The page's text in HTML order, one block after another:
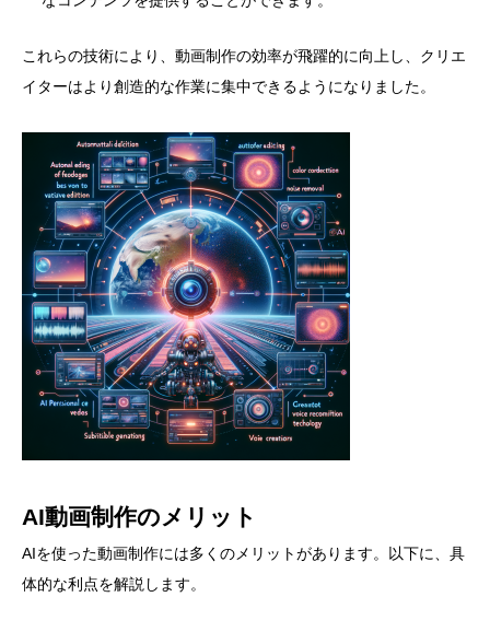
これらの技術により、動画制作の効率が飛躍的に向上し、クリエ
イターはより創造的な作業に集中できるようになりました。
AI動画制作のメリット
AIを使った動画制作には多くのメリットがあります。以下に、具
体的な利点を解説します。